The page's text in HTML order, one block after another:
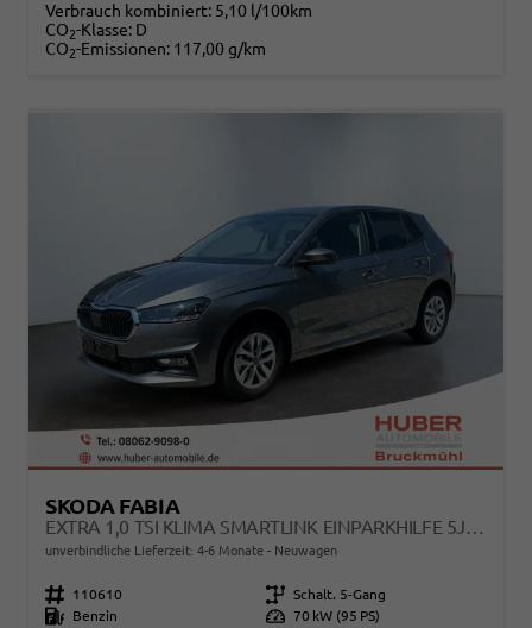
Verbrauch kombiniert: 5,10 l/100km
CO2-Klasse: D
CO2-Emissionen: 117,00 g/km
SKODA FABIA
EXTRA 1,0 TSI KLIMA SMARTLINK EINPARKHILFE 5J GARANTIE LED SCHEINWERFER BLUETOOTH
unverbindliche Lieferzeit: 4-6 Monate Neuwagen
Fahrzeugnr. 110610 Getriebe Schalt. 5-Gang
Kraftstoff
Benzin Leistung 70 kW (95 PS)